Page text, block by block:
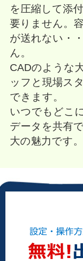
を圧縮して添
要りません。
が送れない・
ん。
CADのような
ッフと現場ス
できます。
いつでもどこ
データを共有
大の魅力です。